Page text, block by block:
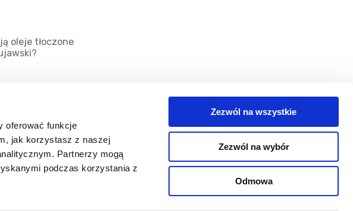
oferować funkcje
jak korzystasz z naszej
Partnerzy mogą
podczas korzystania z
Zezwól na wszystkie
Zezwól na wybór
Odmowa
oleje tłoczone
Kategorie
Kontakt
Zaloguj się